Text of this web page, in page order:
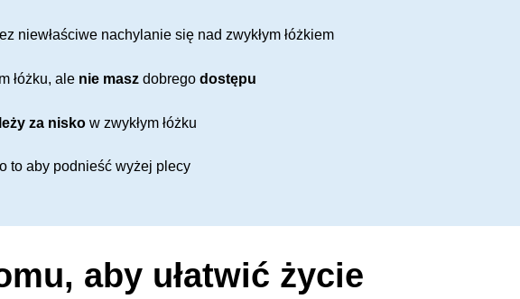
niewłaściwe nachylanie się nad zwykłym łóżkiem
łóżku, ale nie masz dobrego dostępu
leży za nisko w zwykłym łóżku
to aby podnieść wyżej plecy
aby ułatwić życie